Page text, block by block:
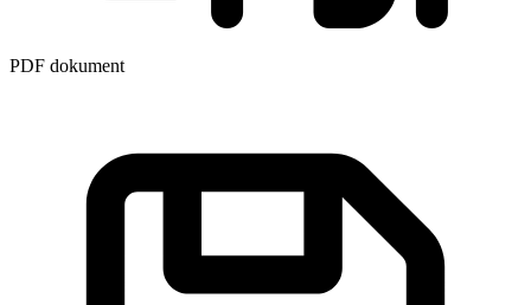
PDF dokument